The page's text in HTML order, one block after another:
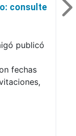
consulte
publicó
fechas